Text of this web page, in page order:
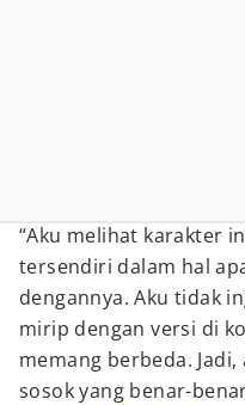
“Aku melihat karakter
tersendiri dalam hal
dengannya. Aku tidak
mirip dengan versi di
memang berbeda.
sosok yang benar-